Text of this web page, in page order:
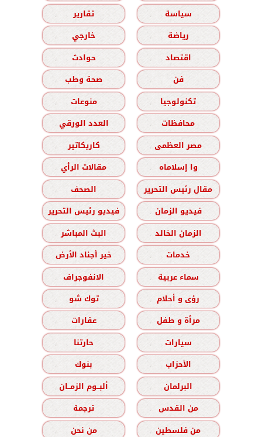
سياسة
تقارير
رياضة
خارجي
اقتصاد
حوادث
فن
صحة وطب
تكنولوجيا
منوعات
محافظات
العدد الورقي
مصر العظمى
كاريكاتير
وا إسلاماه
مقالات الرأي
مقال رئيس التحرير
الصحف
فيديو الزمان
فيديو رئيس التحرير
الزمان الخالد
البث المباشر
خدمات
خير أجناد الأرض
سماء عربية
الانفوجراف
رؤى و أحلام
توك شو
مرأة و طفل
عقارات
سيارات
حارتنا
الأحزاب
بنوك
البرلمان
ألبــوم الزمــان
من القدس
ترجمة
من فلسطين
من نحن